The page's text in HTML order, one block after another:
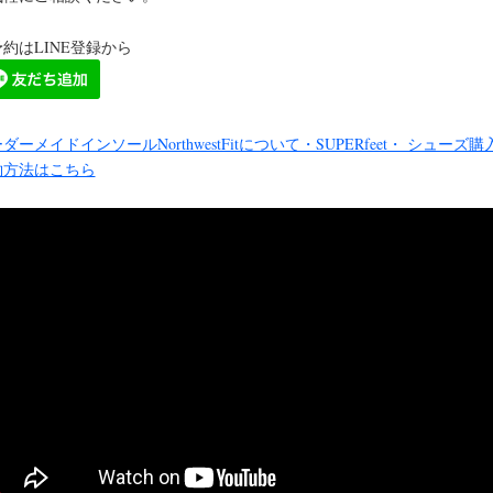
約はLINE登録から
ーメイドインソールNorthwestFitについて・SUPERfeet・ シューズ購
法はこちら